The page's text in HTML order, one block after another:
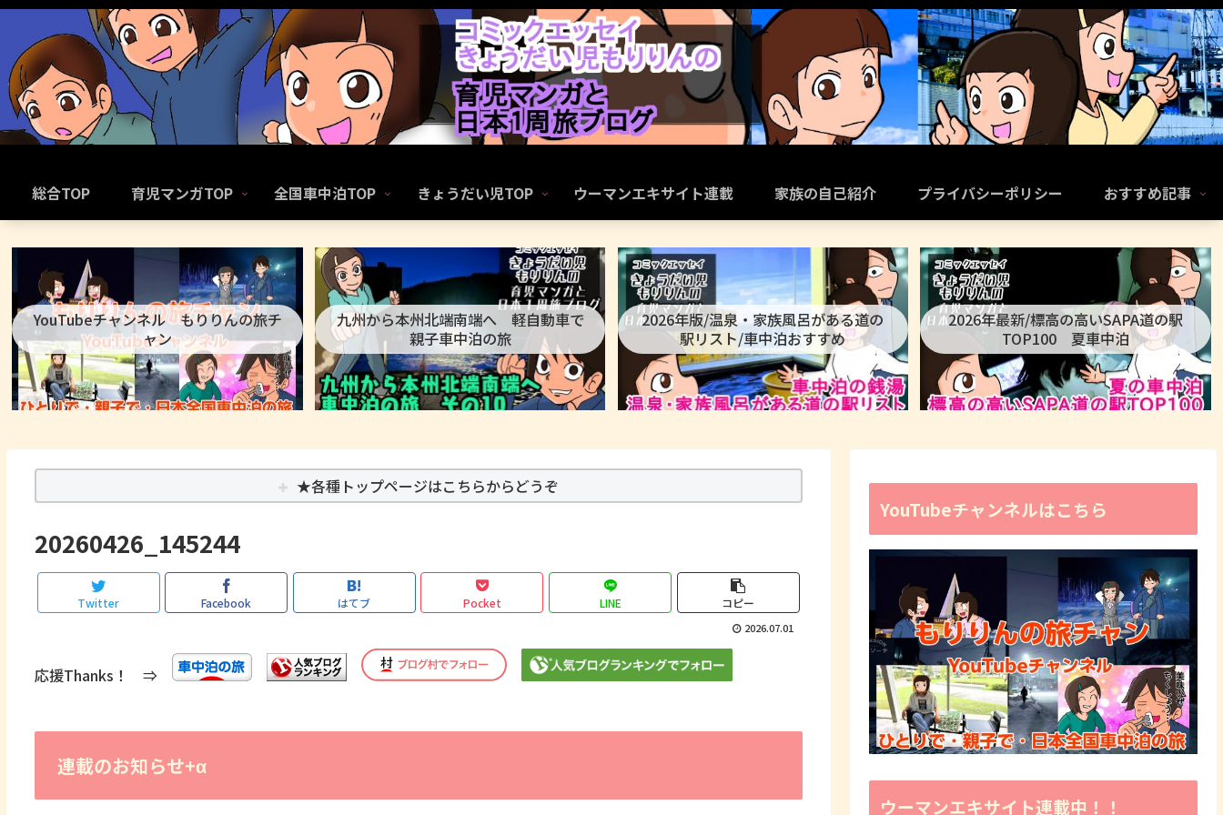
総合TOP 育児マンガTOP 全国車中泊TOP きょうだい児TOP ウーマンエキサイト連載 家族の自己紹介 プライバシーポリシー おすすめ記事
YouTubeチャンネル もりりんの旅チ
ャン
九州から本州北端南端へ 軽自動車で
親子車中泊の旅
2026年版/温泉・家族風呂がある道の
駅リスト/車中泊おすすめ
2026年最新/標高の高いSAPA道の駅
TOP100 夏車中泊
★各種トップページはこちらからどうぞ
20260426_145244
Twitter Facebook はてブ Pocket LINE コピー
2026.07.01
応援Thanks！ ⇒
連載のお知らせ+α
YouTubeチャンネルはこちら
ウーマンエキサイト連載中！！